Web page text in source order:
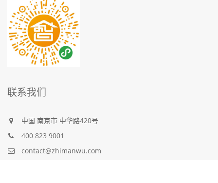
联系我们
中国 南京市 中华路420号
400 823 9001
contact@zhimanwu.com